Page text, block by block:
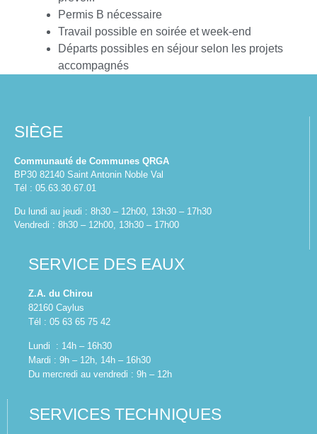
Permis B nécessaire
Travail possible en soirée et week-end
Départs possibles en séjour selon les projets
accompagnés
SIÈGE
Communauté de Communes QRGA
BP30 82140 Saint Antonin Noble Val
Tél : 05.63.30.67.01
Du lundi au jeudi : 8h30 – 12h00, 13h30 – 17h30
Vendredi : 8h30 – 12h00, 13h30 – 17h00
SERVICE DES EAUX
Z.A. du Chirou
82160 Caylus
Tél : 05 63 65 75 42
Lundi : 14h – 16h30
Mardi : 9h – 12h, 14h – 16h30
Du mercredi au vendredi : 9h – 12h
SERVICES TECHNIQUES